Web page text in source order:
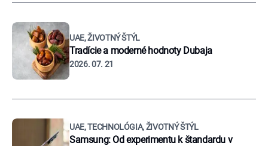
UAE, ŽIVOTNÝ ŠTÝL
Tradície a moderné hodnoty Dubaja
2026. 07. 21
UAE, TECHNOLÓGIA, ŽIVOTNÝ ŠTÝL
Samsung: Od experimentu k štandardu v